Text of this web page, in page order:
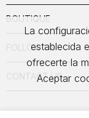
BOUTIQUE
FOLLOW US
CONTACT US
La
establecida
ofrecerte la
Aceptar